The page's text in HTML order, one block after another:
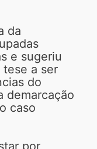
da
e sugeriu
tese a ser
do
demarcação
caso
por